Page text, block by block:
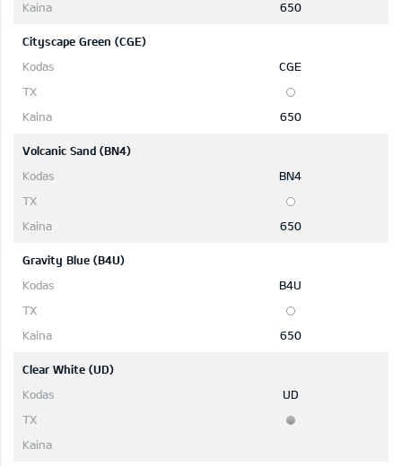
650
Cityscape Green (CGE)
CGE
650
Volcanic Sand (BN4)
BN4
650
Gravity Blue (B4U)
B4U
650
Clear White (UD)
UD